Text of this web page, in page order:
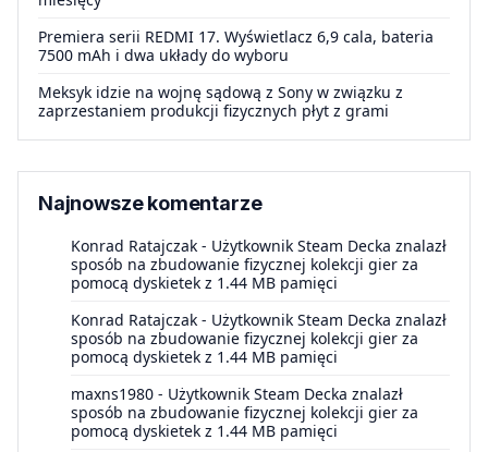
Premiera serii REDMI 17. Wyświetlacz 6,9 cala, bateria
7500 mAh i dwa układy do wyboru
Meksyk idzie na wojnę sądową z Sony w związku z
zaprzestaniem produkcji fizycznych płyt z grami
Najnowsze komentarze
Konrad Ratajczak - Użytkownik Steam Decka znalazł
sposób na zbudowanie fizycznej kolekcji gier za
pomocą dyskietek z 1.44 MB pamięci
Konrad Ratajczak - Użytkownik Steam Decka znalazł
sposób na zbudowanie fizycznej kolekcji gier za
pomocą dyskietek z 1.44 MB pamięci
maxns1980 - Użytkownik Steam Decka znalazł
sposób na zbudowanie fizycznej kolekcji gier za
pomocą dyskietek z 1.44 MB pamięci